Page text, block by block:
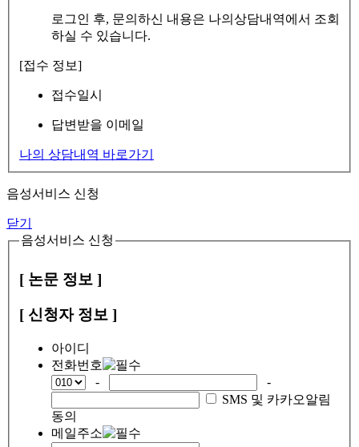
로그인 후, 문의하신 내용은 나의상담내역에서 조회
하실 수 있습니다.
[접수 정보]
접수일시
답변받을 이메일
나의 상담내역 바로가기
음성서비스 신청
닫기
음성서비스 신청
[ 논문 정보 ]
[ 신청자 정보 ]
아이디
전화번호
-
-
SMS 및 카카오알림
동의
메일주소